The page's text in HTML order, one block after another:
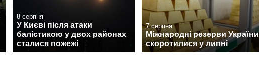
8 серпня
У Києві після атаки
балістикою у двох районах
сталися пожежі
7 серпня
Міжнародні резерви України
скоротилися у липні